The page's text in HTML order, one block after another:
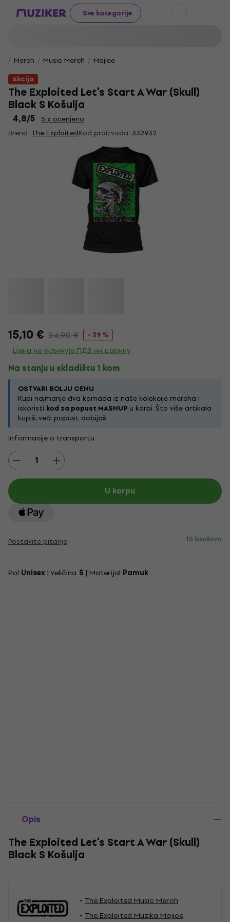
Sve kategorije
Merch Music Merch
Majice
Akcija
The Exploited Let's Start A War (Skull)
Black S Košulja
4,8/5
5 x ocenjeno
Brend: The ExploitedKod proizvoda: 332932
15,10 € 24,90 € - 39 %
Цена не укључује ПДВ ни царину
Na stanju u skladištu 1 kom
OSTVARI BOLJU CENU
Kupi najmanje dva komada iz naše kolekcije mercha i
iskoristi kod za popust MASHUP u korpi. Što više artikala
kupiš, veći popust dobijaš.
Informacije o transportu
U korpu
Postavite pitanje 15 bodova
Pol Unisex | Veličina S | Materijal Pamuk
Opis
The Exploited Let's Start A War (Skull)
Black S Košulja
The Exploited Music Merch
The Exploited Muzika Majice